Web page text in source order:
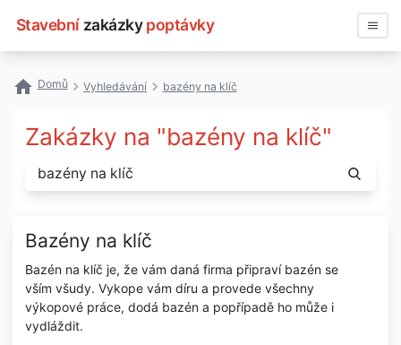
Stavební zakázky poptávky
Nejčastější vyhledávání
Domů Vyhledávání bazény na klíč
Zakázky na "bazény na klíč"
Bazény na klíč
Bazén na klíč je, že vám daná firma připraví bazén se
vším všudy. Vykope vám díru a provede všechny
výkopové práce, dodá bazén a popřípadě ho může i
vydláždit.